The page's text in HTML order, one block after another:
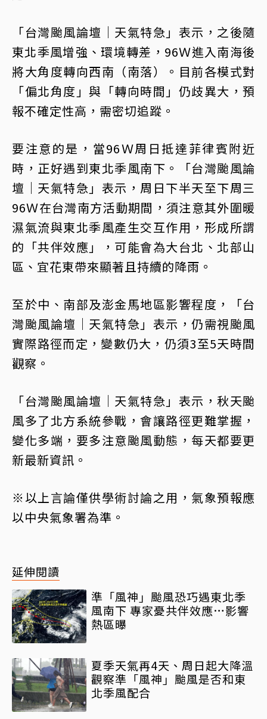
「台灣颱風論壇｜天氣特急」表示，之後隨
東北季風增強、環境轉差，96Ｗ進入南海後
將大角度轉向西南（南落）。目前各模式對
「偏北角度」與「轉向時間」仍歧異大，預
報不確定性高，需密切追蹤。󠀠
要注意的是，當96Ｗ周日抵達菲律賓附近
時，正好遇到東北季風南下。「台灣颱風論
壇｜天氣特急」表示，周日下半天至下周三
96Ｗ在台灣南方活動期間，須注意其外圍暖
濕氣流與東北季風產生交互作用，形成所謂
的「共伴效應」，可能會為大台北、北部山
區、宜花東帶來顯著且持續的降雨。󠀠
至於中、南部及澎金馬地區影響程度，「台
灣颱風論壇｜天氣特急」表示，仍需視颱風
實際路徑而定，變數仍大，仍須3至5天時間
觀察。󠀠
「台灣颱風論壇｜天氣特急」表示，秋天颱
風多了北方系統參戰，會讓路徑更難掌握，
變化多端，要多注意颱風動態，每天都要更
新最新資訊。
※以上言論僅供學術討論之用，氣象預報應
以中央氣象署為準。
延伸閱讀
準「風神」颱風恐巧遇東北季
風南下 專家憂共伴效應…影響
熱區曝
夏季天氣再4天、周日起大降溫
觀察準「風神」颱風是否和東
北季風配合